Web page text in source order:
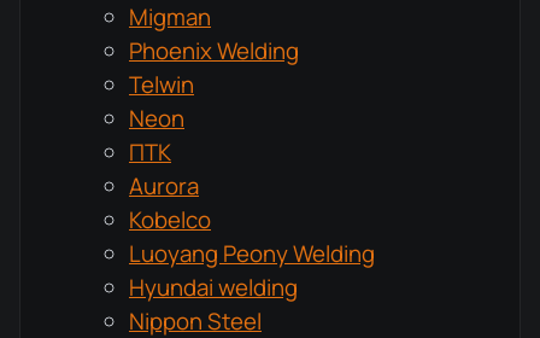
Migman
Phoenix Welding
Telwin
Neon
ПТК
Aurora
Kobelco
Luoyang Peony Welding
Hyundai welding
Nippon Steel